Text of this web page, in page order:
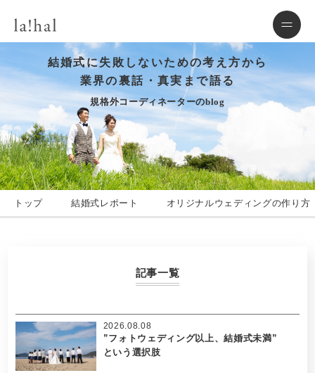
結婚式に失敗しないための考え方から
業界の裏話・真実まで語る
規格外コーディネーターのblog
トップ 結婚式レポート オリジナルウェディングの作り方
記事一覧
”フォトウェディング以上、結婚式未満”
という選択肢
2026.08.08